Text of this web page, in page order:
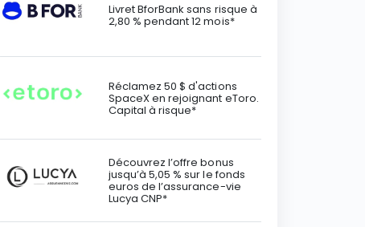
Livret BforBank sans risque à
2,80 % pendant 12 mois*
Réclamez 50 $ d'actions
SpaceX en rejoignant eToro.
Capital à risque*
Découvrez l’offre bonus
jusqu’à 5,05 % sur le fonds
euros de l’assurance-vie
Lucya CNP*